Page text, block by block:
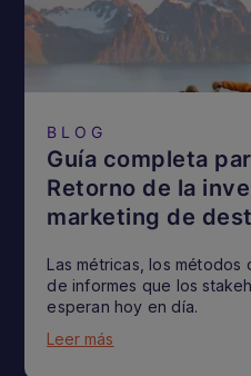
BLOG
Guía completa
Retorno de la
marketing de
Las métricas, los métodos
de informes que los
esperan hoy en día.
Leer más